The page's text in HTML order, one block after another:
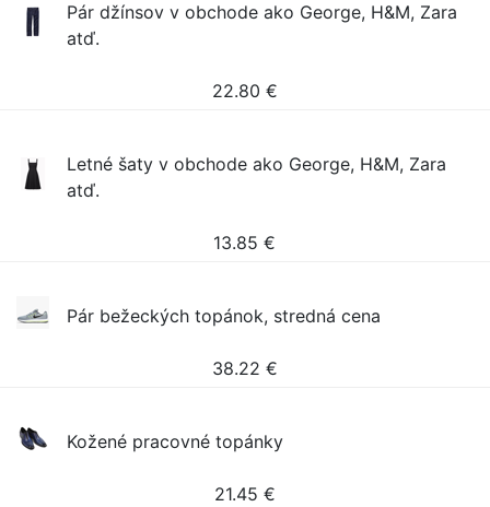
Pár džínsov v obchode ako George, H&M, Zara
atď.
22.80 €
Letné šaty v obchode ako George, H&M, Zara
atď.
13.85 €
Pár bežeckých topánok, stredná cena
38.22 €
Kožené pracovné topánky
21.45 €